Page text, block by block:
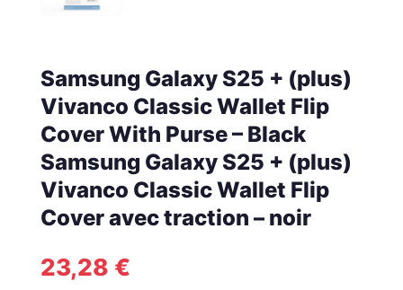
Samsung Galaxy S25 + (plus)
Vivanco Classic Wallet Flip
Cover With Purse – Black
Samsung Galaxy S25 + (plus)
Vivanco Classic Wallet Flip
Cover avec traction – noir
23,28 €